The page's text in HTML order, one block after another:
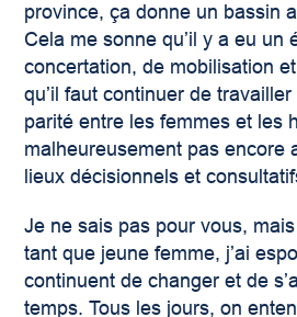
province, ça donne un bassin
Cela me sonne qu’il y a eu un
concertation, de mobilisation
qu’il faut continuer de
parité entre les femmes et les
malheureusement pas encore
lieux décisionnels et
Je ne sais pas pour vous,
tant que jeune femme, j’ai
continuent de changer et de
temps. Tous les jours, on